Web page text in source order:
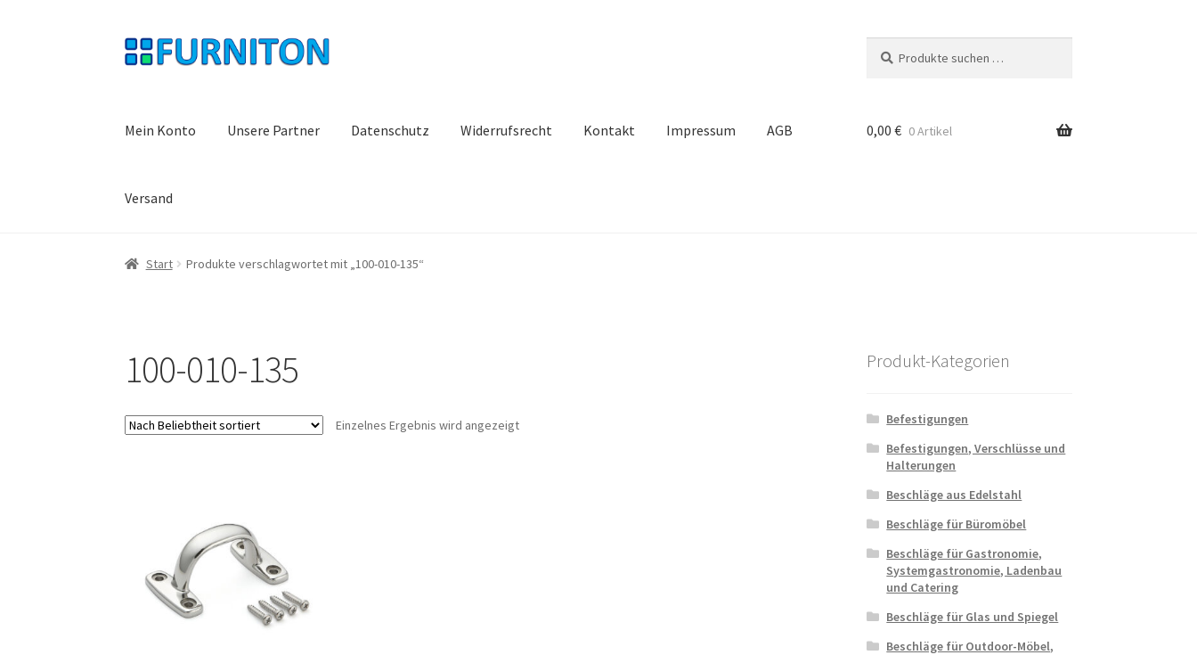
Zur
Navigation
Zum
Inhalt
nach:
Mein Konto Unsere Partner Datenschutz Widerrufsrecht Kontakt Impressum AGB
Versand
0,00 € 0 Artikel
Start Produkte verschlagwortet mit „100-010-135“
100-010-135
Einzelnes Ergebnis wird angezeigt
Produkt-Kategorien
Befestigungen
Befestigungen, Verschlüsse und
Halterungen
Beschläge aus Edelstahl
Beschläge für Büromöbel
Beschläge für Gastronomie,
Systemgastronomie, Ladenbau
und Catering
Beschläge für Glas und Spiegel
Beschläge für Outdoor-Möbel,